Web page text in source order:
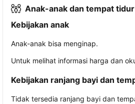
Anak-anak dan tempat tidur
Kebijakan anak
Anak-anak bisa menginap.
Untuk melihat informasi harga dan
Kebijakan ranjang bayi dan
Tidak tersedia ranjang bayi dan